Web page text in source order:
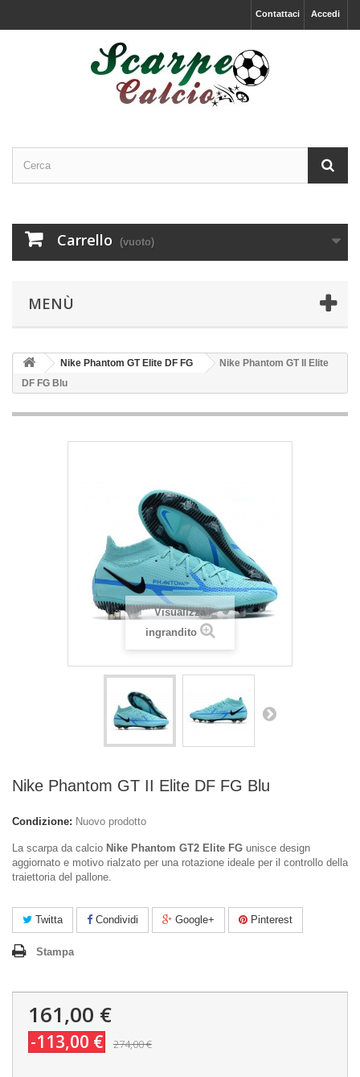
Accedi
Contattaci
Carrello (vuoto)
MENÙ
Nike Phantom GT Elite DF FG
Nike Phantom GT II Elite
DF FG Blu
Visualizza
ingrandito
Nike Phantom GT II Elite DF FG Blu
Condizione: Nuovo prodotto
La scarpa da calcio Nike Phantom GT2 Elite FG unisce design
aggiornato e motivo rialzato per una rotazione ideale per il controllo della
traiettoria del pallone.
Twitta Condividi Google+ Pinterest
Stampa
161,00 €
-113,00 € 274,00 €